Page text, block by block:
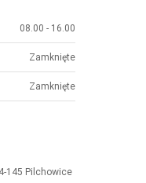
08.00 - 16.00
Zamknięte
Zamknięte
145 Pilchowice